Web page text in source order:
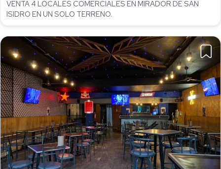
VENTA 4 LOCALES COMERCIALES EN MIRADOR DE SAN
ISIDRO EN UN SOLO TERRENO.